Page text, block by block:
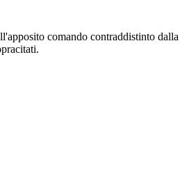
comando contraddistinto